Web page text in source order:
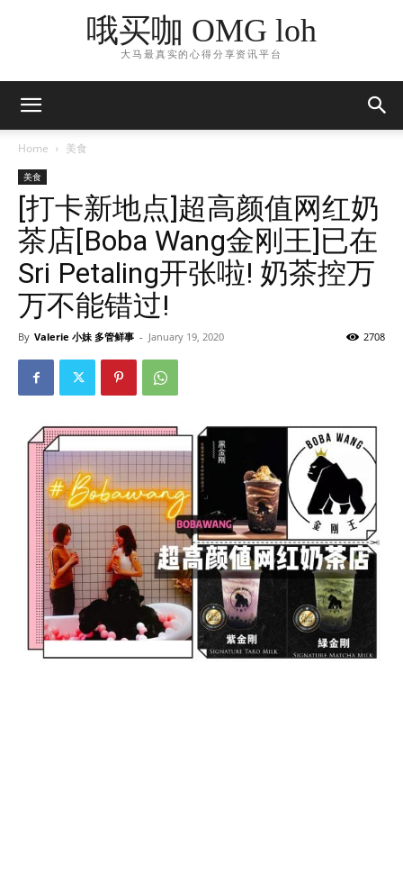
哦买咖 OMG loh
大马最真实的心得分享资讯平台
Home 美食
美食
[打卡新地点]超高颜值网红奶
茶店[Boba Wang金刚王]已在
Sri Petaling开张啦! 奶茶控万
万不能错过!
By Valerie 小妹 多管鲜事 - January 19, 2020 2708